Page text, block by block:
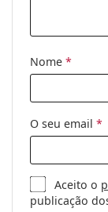
Acessórios
Estojo:
limpeza:
Género:
Categoria:
Nome *
O seu email *
Aceito o
publicação